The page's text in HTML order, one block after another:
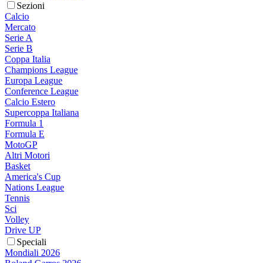
Sezioni
Calcio
Mercato
Serie A
Serie B
Coppa Italia
Champions League
Europa League
Conference League
Calcio Estero
Supercoppa Italiana
Formula 1
Formula E
MotoGP
Altri Motori
Basket
America's Cup
Nations League
Tennis
Sci
Volley
Drive UP
Speciali
Mondiali 2026